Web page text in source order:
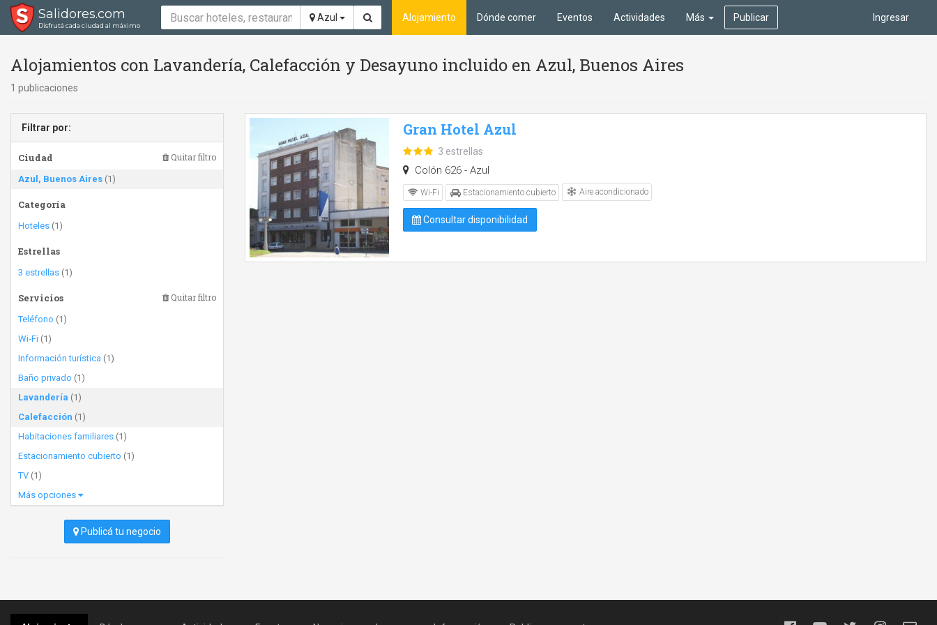
Salidores.com
Disfrutá cada ciudad al máximo
Azul Ingresar
Alojamiento Dónde comer Eventos Actividades Más Publicar
Alojamientos con Lavandería, Calefacción y Desayuno incluido en Azul, Buenos Aires
1 publicaciones
Filtrar por:
Ciudad Quitar filtro
Azul, Buenos Aires (1)
Categoría
Hoteles (1)
Estrellas
3 estrellas (1)
Servicios Quitar filtro
Teléfono (1)
Wi-Fi (1)
Información turística (1)
Baño privado (1)
Lavandería (1)
Calefacción (1)
Habitaciones familiares (1)
Estacionamiento cubierto (1)
TV (1)
Más opciones
Publicá tu negocio
Gran Hotel Azul
3 estrellas
Colón 626 - Azul
Wi-Fi Estacionamiento cubierto Aire acondicionado
Consultar disponibilidad